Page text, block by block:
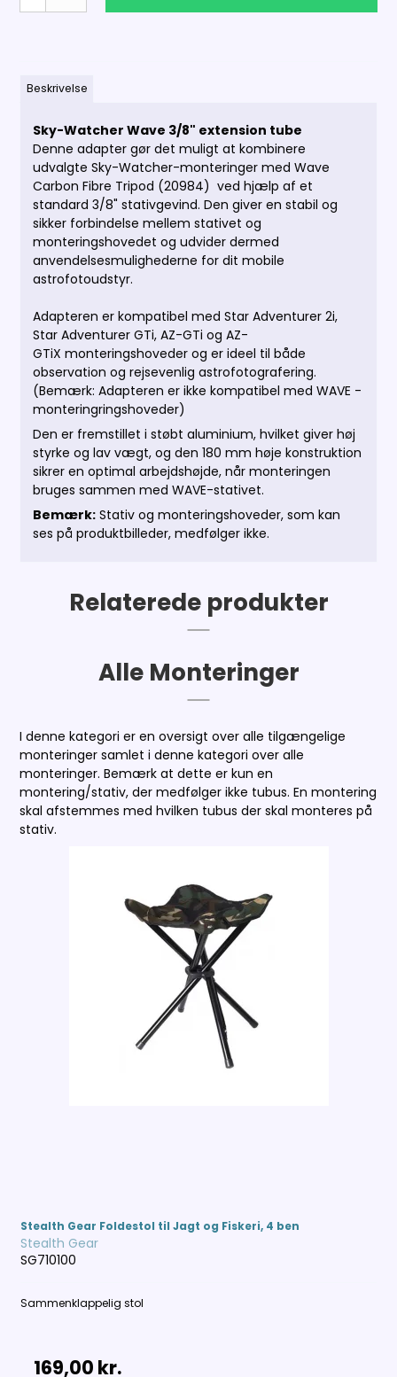
Beskrivelse
Sky-Watcher Wave 3/8" extension tube
Denne adapter gør det muligt at kombinere
udvalgte Sky-Watcher-monteringer med Wave
Carbon Fibre Tripod (20984) ved hjælp af et
standard 3/8" stativgevind. Den giver en stabil og
sikker forbindelse mellem stativet og
monteringshovedet og udvider dermed
anvendelsesmulighederne for dit mobile
astrofotoudstyr.
Adapteren er kompatibel med Star Adventurer 2i,
Star Adventurer GTi, AZ-GTi og AZ-
GTiX monteringshoveder og er ideel til både
observation og rejsevenlig astrofotografering.
(Bemærk: Adapteren er ikke kompatibel med WAVE -
monteringringshoveder)
Den er fremstillet i støbt aluminium, hvilket giver høj
styrke og lav vægt, og den 180 mm høje konstruktion
sikrer en optimal arbejdshøjde, når monteringen
bruges sammen med WAVE-stativet.
Bemærk: Stativ og monteringshoveder, som kan
ses på produktbilleder, medfølger ikke.
Relaterede produkter
Alle Monteringer
I denne kategori er en oversigt over alle tilgængelige
monteringer samlet i denne kategori over alle
monteringer. Bemærk at dette er kun en
montering/stativ, der medfølger ikke tubus. En montering
skal afstemmes med hvilken tubus der skal monteres på
stativ.
Stealth Gear Foldestol til Jagt og Fiskeri, 4 ben
Stealth Gear
SG710100
Sammenklappelig stol
169,00 kr.